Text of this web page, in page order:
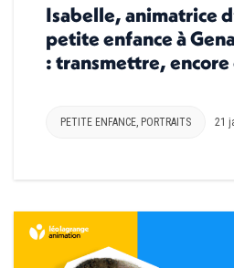
Isabelle, animatrice
petite enfance à
: transmettre,
PETITE ENFANCE PORTRAITS 21